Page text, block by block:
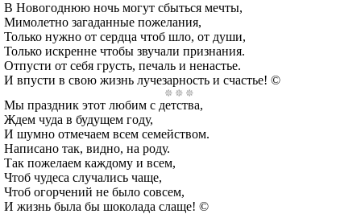
В Новогоднюю ночь могут сбыться мечты,
Мимолетно загаданные пожелания,
Только нужно от сердца чтоб шло, от души,
Только искренне чтобы звучали признания.
Отпусти от себя грусть, печаль и ненастье.
И впусти в свою жизнь лучезарность и счастье! ©
Мы праздник этот любим с детства,
Ждем чуда в будущем году,
И шумно отмечаем всем семейством.
Написано так, видно, на роду.
Так пожелаем каждому и всем,
Чтоб чудеса случались чаще,
Чтоб огорчений не было совсем,
И жизнь была бы шоколада слаще! ©